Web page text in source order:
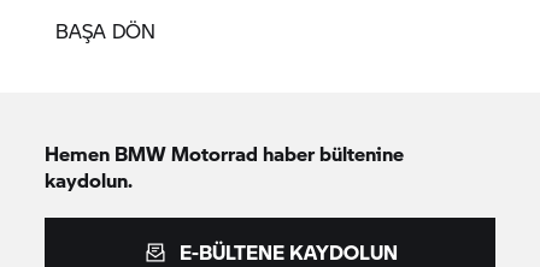
BAŞA DÖN
Hemen BMW Motorrad haber bültenine
kaydolun.
E-BÜLTENE KAYDOLUN